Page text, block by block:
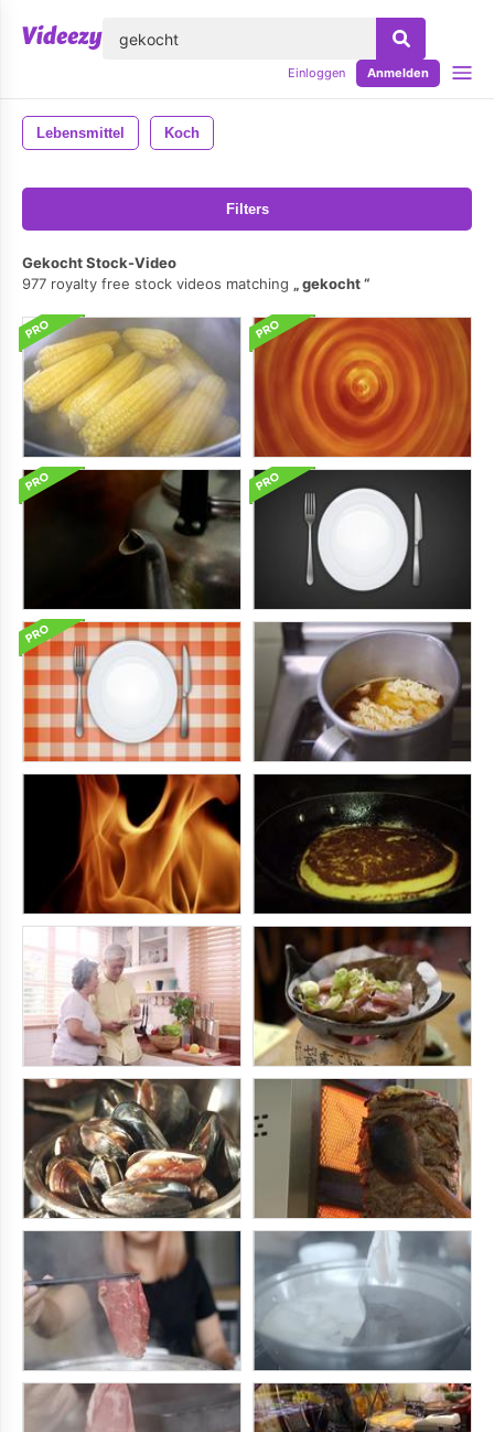
Einloggen Anmelden
Lebensmittel Koch
Filters
Gekocht Stock-Video
977 royalty free stock videos matching
gekocht